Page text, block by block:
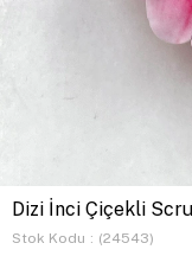
Dizi İnci Çiçekli
Stok Kodu (24543)